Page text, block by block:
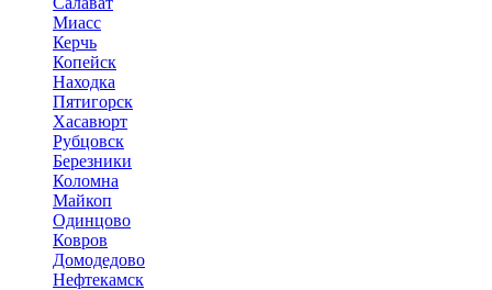
Миасс
Керчь
Копейск
Находка
Пятигорск
Хасавюрт
Рубцовск
Березники
Коломна
Майкоп
Одинцово
Ковров
Домодедово
Нефтекамск